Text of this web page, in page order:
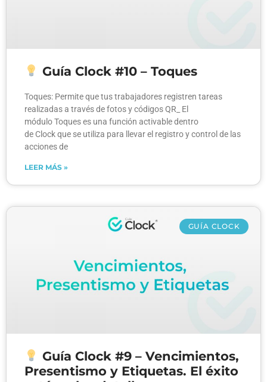
Guía Clock #10 – Toques
Toques: Permite que tus trabajadores registren tareas
realizadas a través de fotos y códigos QR_ El
módulo Toques es una función activable dentro
de Clock que se utiliza para llevar el registro y control de las
acciones de
LEER MÁS »
GUÍA CLOCK
Guía Clock #9 – Vencimientos,
Presentismo y Etiquetas. El éxito